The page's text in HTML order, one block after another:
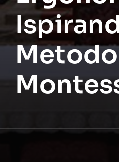
Metodo